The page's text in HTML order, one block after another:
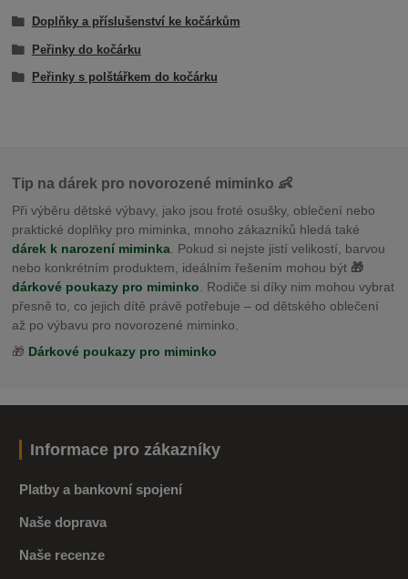
Doplňky a příslušenství ke kočárkům
Peřinky do kočárku
Peřinky s polštářkem do kočárku
Tip na dárek pro novorozené miminko 👶
Při výběru dětské výbavy, jako jsou froté osušky, oblečení nebo
praktické doplňky pro miminka, mnoho zákazníků hledá také
dárek k narození miminka . Pokud si nejste jistí velikostí, barvou
nebo konkrétním produktem, ideálním řešením mohou být 🎁
dárkové poukazy pro miminko . Rodiče si díky nim mohou vybrat
přesně to, co jejich dítě právě potřebuje – od dětského oblečení
až po výbavu pro novorozené miminko.
🎁 Dárkové poukazy pro miminko
Informace pro zákazníky
Platby a bankovní spojení
Naše doprava
Naše recenze